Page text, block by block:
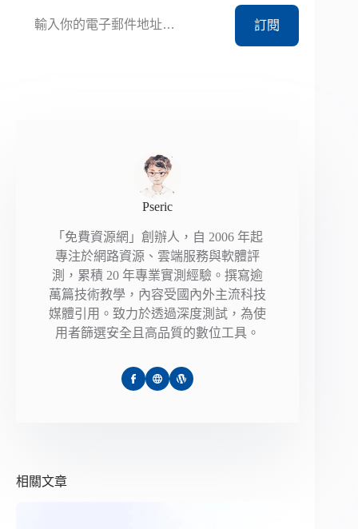
訂閱
Pseric
「免費資源網」創辦人，自 2006 年起
專注於網路資源、雲端服務與軟體評
測，累積 20 年專業實測經驗。撰寫逾
萬篇技術教學，內容受國內外主流科技
媒體引用。致力於透過深度測試，為使
用者篩選安全且高品質的數位工具。
相關文章